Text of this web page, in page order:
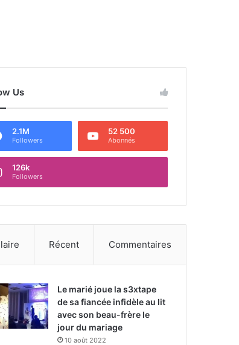
Us
2.1M
Followers
52 500
Abonnés
126k
Followers
Récent Commentaires
Le marié joue la s3xtape
de sa fiancée infidèle au lit
avec son beau-frère le
jour du mariage
10 août 2022